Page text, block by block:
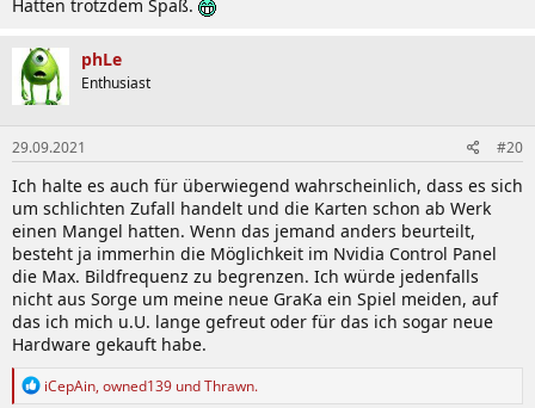
Hatten trotzdem Spaß.
phLe
Enthusiast
29.09.2021 #20
Ich halte es auch für überwiegend wahrscheinlich, dass es sich
um schlichten Zufall handelt und die Karten schon ab Werk
einen Mangel hatten. Wenn das jemand anders beurteilt,
besteht ja immerhin die Möglichkeit im Nvidia Control Panel
die Max. Bildfrequenz zu begrenzen. Ich würde jedenfalls
nicht aus Sorge um meine neue GraKa ein Spiel meiden, auf
das ich mich u.U. lange gefreut oder für das ich sogar neue
Hardware gekauft habe.
R
iCepAin, owned139 undThrawn.